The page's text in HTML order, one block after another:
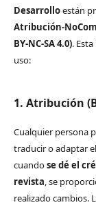
Desarrolloestán
Atribución-
BY-NC-SA 4.0).
uso:
1. Atribución
Cualquier persona
traducir o adaptar
cuandose dé el
revista, se
realizado cambios.